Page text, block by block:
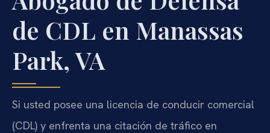
de CDL en Manassas
Park, VA
Si usted posee una licencia de conducir comercial
(CDL) y enfrenta una citación de tráfico en